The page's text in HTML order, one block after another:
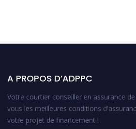
A PROPOS D’ADPPC
Votre courtier conseiller en assurance
vous les meilleures conditions
votre projet de financement !